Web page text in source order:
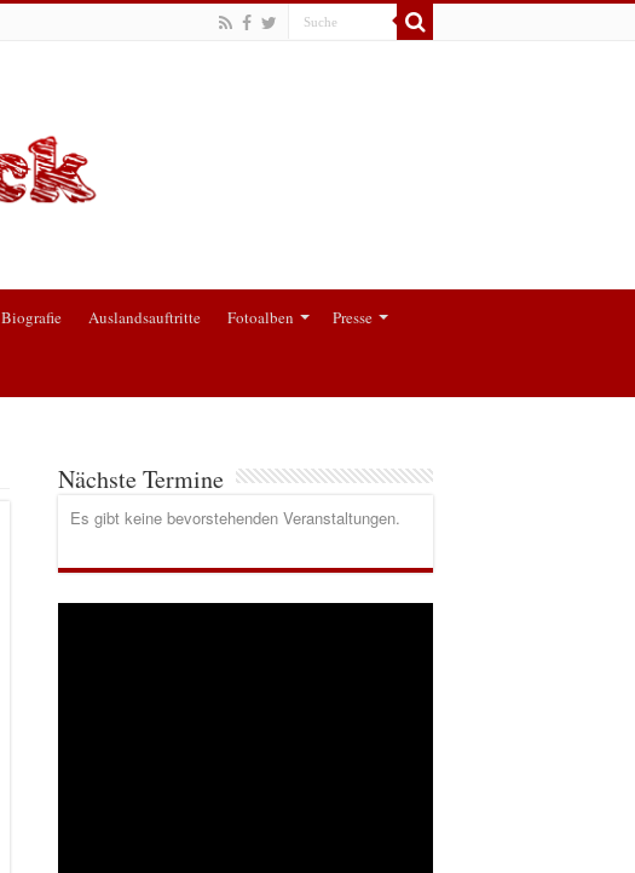
Biografie Auslandsauftritte Fotoalben Presse
Nächste Termine
Es gibt keine bevorstehenden Veranstaltungen.